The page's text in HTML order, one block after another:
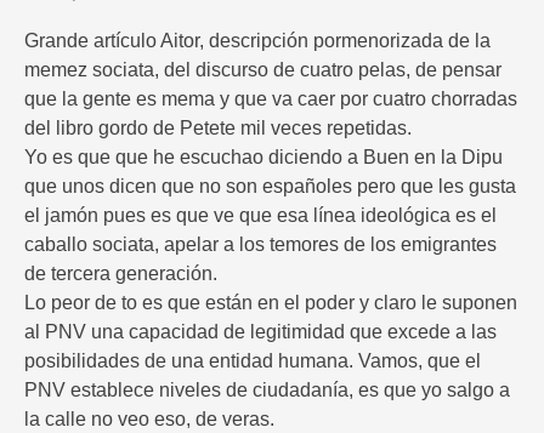
Grande artículo Aitor, descripción pormenorizada de la
memez sociata, del discurso de cuatro pelas, de pensar
que la gente es mema y que va caer por cuatro chorradas
del libro gordo de Petete mil veces repetidas.
Yo es que que he escuchao diciendo a Buen en la Dipu
que unos dicen que no son españoles pero que les gusta
el jamón pues es que ve que esa línea ideológica es el
caballo sociata, apelar a los temores de los emigrantes
de tercera generación.
Lo peor de to es que están en el poder y claro le suponen
al PNV una capacidad de legitimidad que excede a las
posibilidades de una entidad humana. Vamos, que el
PNV establece niveles de ciudadanía, es que yo salgo a
la calle no veo eso, de veras.